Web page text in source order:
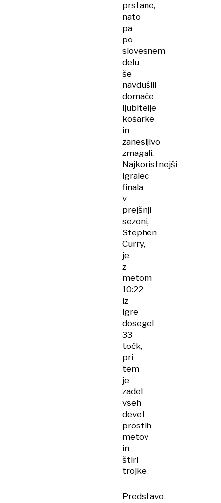
prstane,
nato
pa
po
slovesnem
delu
še
navdušili
domače
ljubitelje
košarke
in
zanesljivo
zmagali.
Najkoristnejši
igralec
finala
v
prejšnji
sezoni,
Stephen
Curry,
je
z
metom
10:22
iz
igre
dosegel
33
točk,
pri
tem
je
zadel
vseh
devet
prostih
metov
in
štiri
trojke.
Predstavo